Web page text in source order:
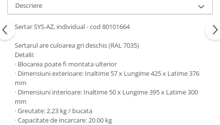
TANOS Systainer cutii
organizatoare pentru depozitare si
transport
Cutii organizatoare pentru
depozitare si transport - TANOS
Systainer
Markere cu creta lichida
Placi modulare Swisstrax
Service și mentenanță
Descriere
Sertar SYS-AZ, individual - cod 80101664
Sertarul are culoarea gri deschis (RAL 7035)
Detalii:
· Blocarea poate fi montata ulterior
· Dimensiuni exterioare: Inaltime 57 x Lungime 425 x Latime 376
mm
· Dimensiuni interioare: Inaltime 50 x Lungime 395 x Latime 300
mm
· Greutate: 2.23 kg / bucata
· Capacitate de incarcare: 20.00 kg